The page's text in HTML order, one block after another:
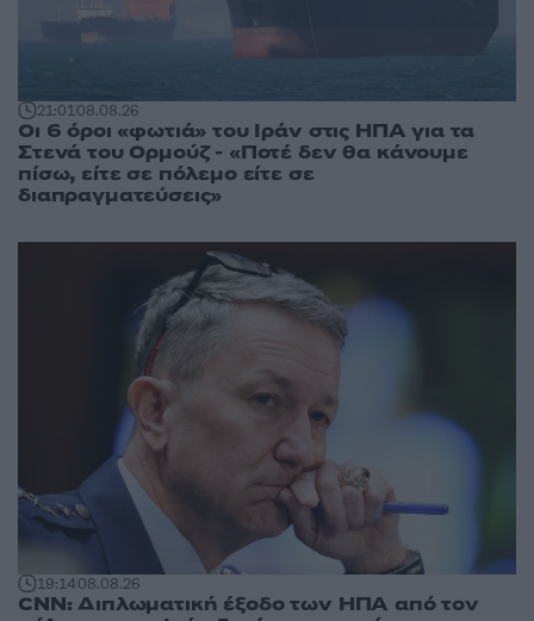
21:0108.08.26
Οι 6 όροι «φωτιά» του Ιράν στις ΗΠΑ για τα
Στενά του Ορμούζ - «Ποτέ δεν θα κάνουμε
πίσω, είτε σε πόλεμο είτε σε
διαπραγματεύσεις»
19:1408.08.26
CNN: Διπλωματική έξοδο των ΗΠΑ από τον